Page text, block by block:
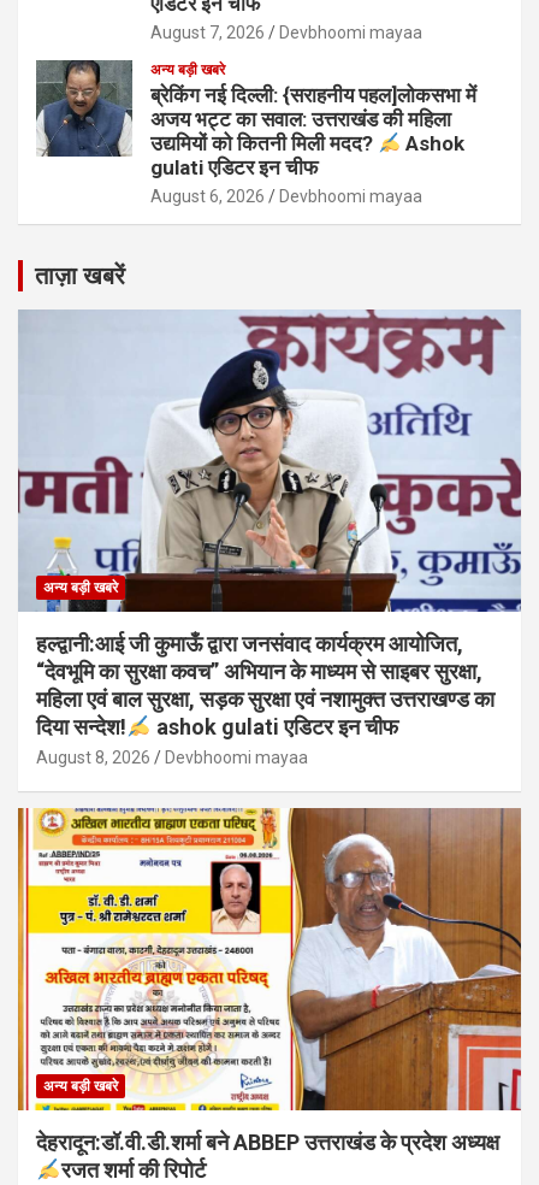
August 7, 2026 Devbhoomi mayaa
अन्य बड़ी खबरे
ब्रेकिंग नई दिल्ली: {सराहनीय पहल]लोकसभा में
अजय भट्ट का सवाल: उत्तराखंड की महिला
उद्यमियों को कितनी मिली मदद?
Ashok
gulati एडिटर इन चीफ
August 6, 2026 Devbhoomi mayaa
ताज़ा खबरें
अन्य बड़ी खबरे
हल्द्वानी:आई जी कुमाऊँ द्वारा जनसंवाद कार्यक्रम आयोजित,
“देवभूमि का सुरक्षा कवच” अभियान के माध्यम से साइबर सुरक्षा,
महिला एवं बाल सुरक्षा, सड़क सुरक्षा एवं नशामुक्त उत्तराखण्ड का
दिया सन्देश!
ashok gulati एडिटर इन चीफ
August 8, 2026 Devbhoomi mayaa
अन्य बड़ी खबरे
देहरादून:डॉ.वी.डी.शर्मा बने ABBEP उत्तराखंड के प्रदेश अध्यक्ष
रजत शर्मा की रिपोर्ट